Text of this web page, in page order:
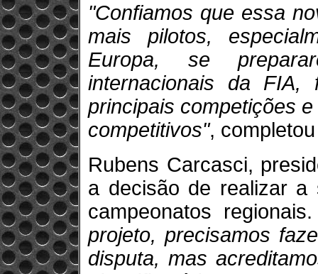
"Confiamos que essa
mais pilotos,
Europa, se
internacionais da
principais competições
competitivos",
Rubens Carcasci,
a decisão de realizar a
campeonatos
projeto, precisamos
disputa, mas